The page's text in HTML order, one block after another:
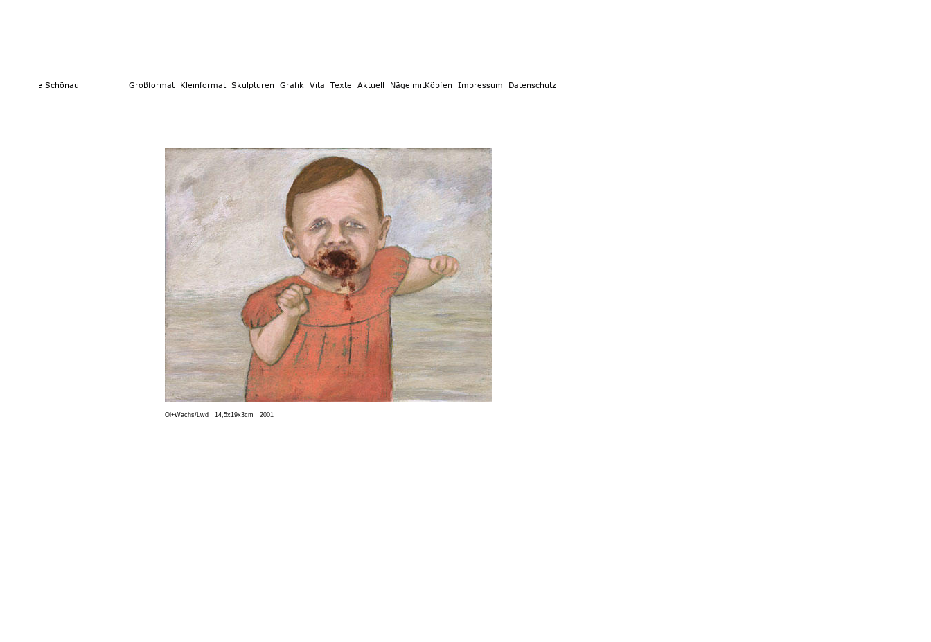
Schönau Großformat Kleinformat Skulpturen Grafik Vita Texte Aktuell NägelmitKöpfen Impressum Datenschutz
Öl+Wachs/Lwd   14,5x19x3cm   2001